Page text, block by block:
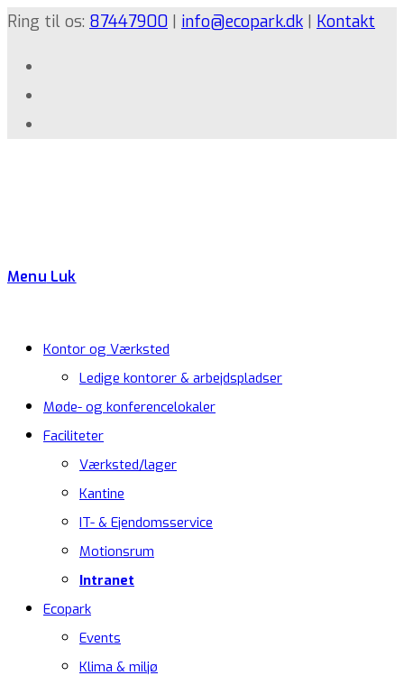
Ring til os: 87447900 | info@ecopark.dk | Kontakt
Menu Luk
Kontor og Værksted
Ledige kontorer & arbejdspladser
Møde- og konferencelokaler
Faciliteter
Værksted/lager
Kantine
IT- & Ejendomsservice
Motionsrum
Intranet
Ecopark
Events
Klima & miljø